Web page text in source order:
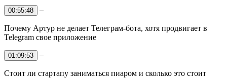
00:55:48 –
Почему Артур не делает Телеграм-бота, хотя продвигает в
Telegram свое приложение
01:09:53 –
Стоит ли стартапу заниматься пиаром и сколько это стоит